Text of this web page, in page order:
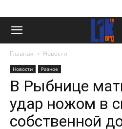
Главная Новости
Новости Разное
В Рыбнице
удар ножом в
собственной